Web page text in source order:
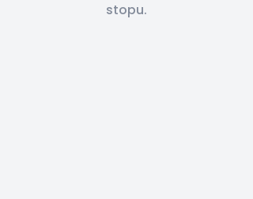
stopu.